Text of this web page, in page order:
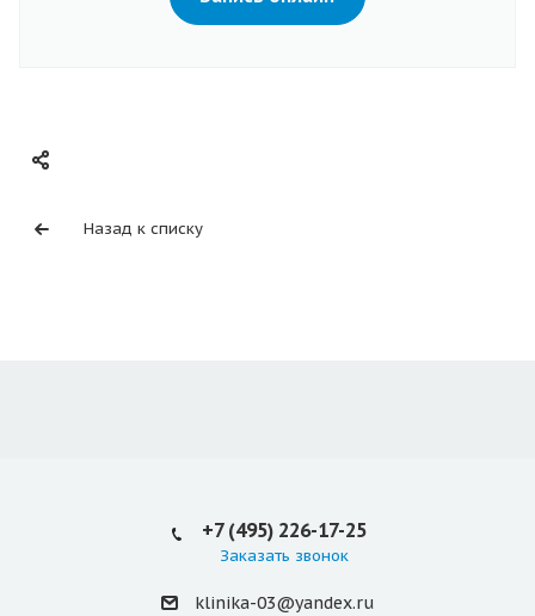
Назад к списку
+7 (495) 226-17-25
Заказать звонок
klinika-03@yandex.ru